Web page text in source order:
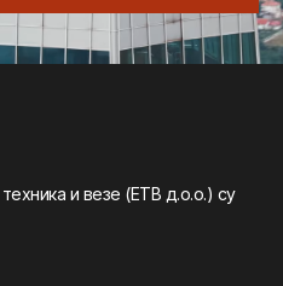
и вeзe (ETВ д.о.о.) су